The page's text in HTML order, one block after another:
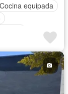
Cocina equipada